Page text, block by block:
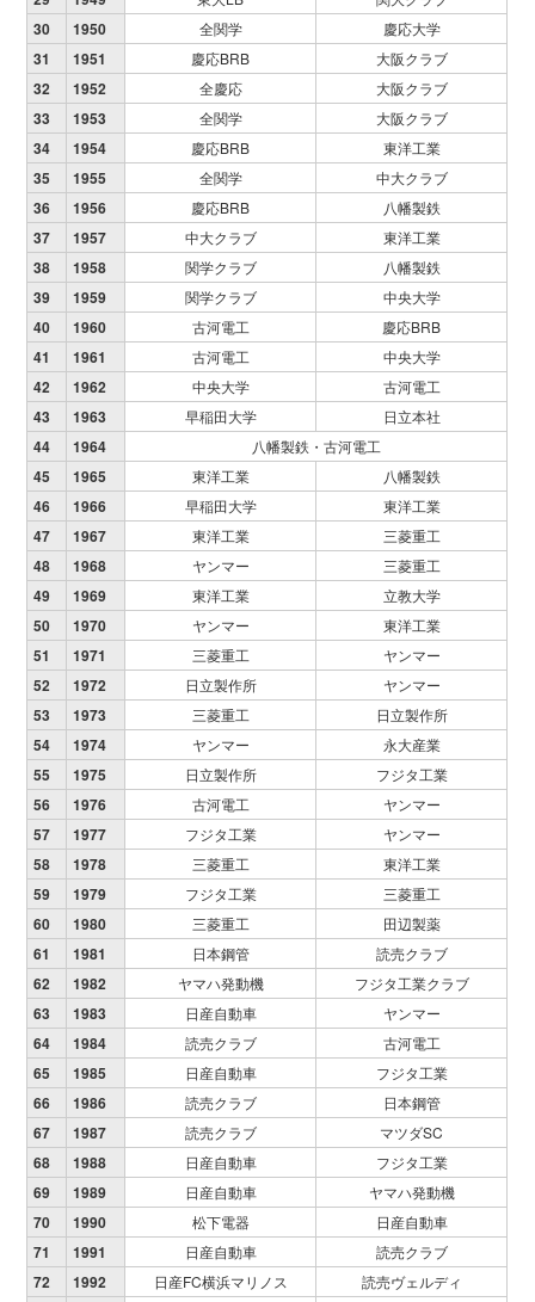
30 1950 全関学 慶応大学
31 1951 慶応BRB 大阪クラブ
32 1952 全慶応 大阪クラブ
33 1953 全関学 大阪クラブ
34 1954 慶応BRB 東洋工業
35 1955 全関学 中大クラブ
36 1956 慶応BRB 八幡製鉄
37 1957 中大クラブ 東洋工業
38 1958 関学クラブ 八幡製鉄
39 1959 関学クラブ 中央大学
40 1960 古河電工 慶応BRB
41 1961 古河電工 中央大学
42 1962 中央大学 古河電工
43 1963 早稲田大学 日立本社
44 1964 八幡製鉄・古河電工
45 1965 東洋工業 八幡製鉄
46 1966 早稲田大学 東洋工業
47 1967 東洋工業 三菱重工
48 1968 ヤンマー 三菱重工
49 1969 東洋工業 立教大学
50 1970 ヤンマー 東洋工業
51 1971 三菱重工 ヤンマー
52 1972 日立製作所 ヤンマー
53 1973 三菱重工 日立製作所
54 1974 ヤンマー 永大産業
55 1975 日立製作所 フジタ工業
56 1976 古河電工 ヤンマー
57 1977 フジタ工業 ヤンマー
58 1978 三菱重工 東洋工業
59 1979 フジタ工業 三菱重工
60 1980 三菱重工 田辺製薬
61 1981 日本鋼管 読売クラブ
62 1982 ヤマハ発動機 フジタ工業クラブ
63 1983 日産自動車 ヤンマー
64 1984 読売クラブ 古河電工
65 1985 日産自動車 フジタ工業
66 1986 読売クラブ 日本鋼管
67 1987 読売クラブ マツダSC
68 1988 日産自動車 フジタ工業
69 1989 日産自動車 ヤマハ発動機
70 1990 松下電器 日産自動車
71 1991 日産自動車 読売クラブ
72 1992 日産FC横浜マリノス 読売ヴェルディ